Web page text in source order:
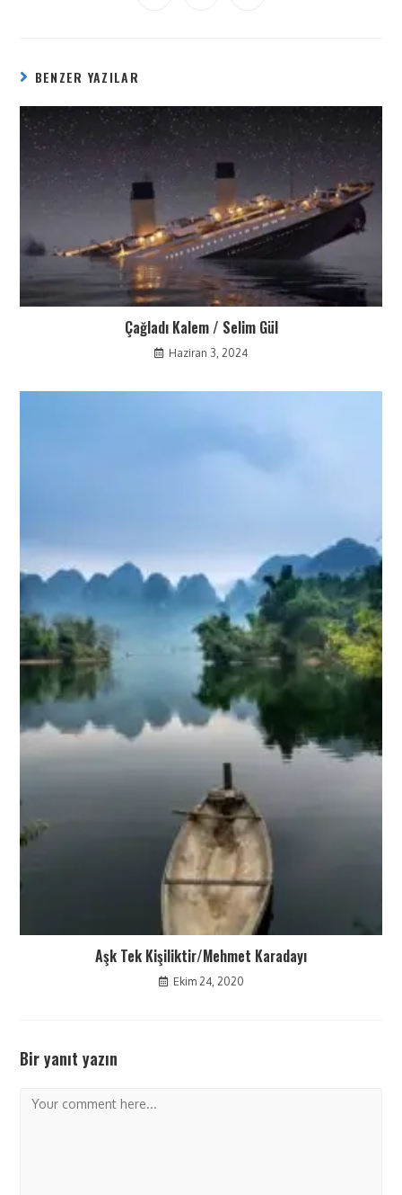
BENZER YAZILAR
Çağladı Kalem / Selim Gül
Haziran 3, 2024
Aşk Tek Kişiliktir/Mehmet Karadayı
Ekim 24, 2020
Bir yanıt yazın